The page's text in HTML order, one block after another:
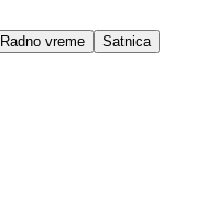
Radno vreme Satnica